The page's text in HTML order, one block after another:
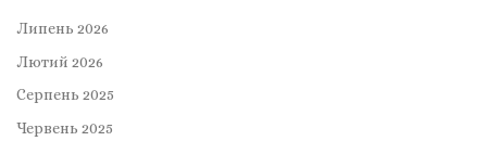
Липень 2026
Лютий 2026
Серпень 2025
Червень 2025